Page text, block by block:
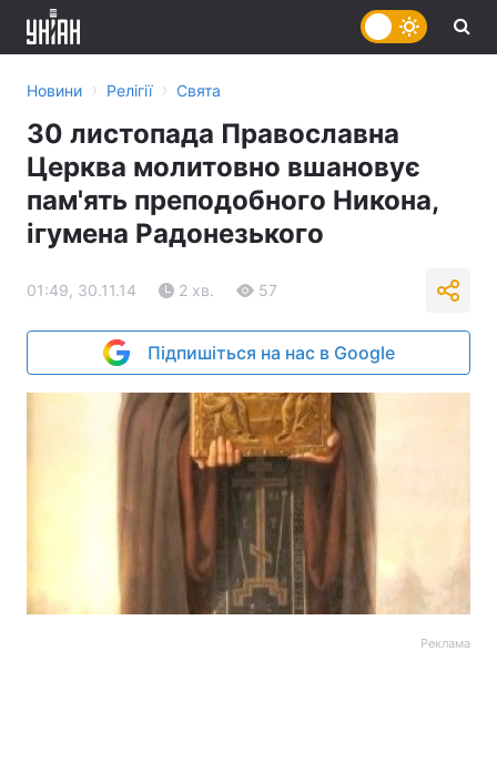
Новини › Релігії › Свята
30 листопада Православна
Церква молитовно вшановує
пам'ять преподобного Никона,
ігумена Радонезького
01:49, 30.11.14 2 хв. 57
Підпишіться на нас в Google
Реклама